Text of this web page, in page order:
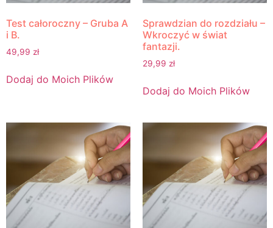
Test całoroczny – Gruba A
i B.
49,99 zł
Dodaj do Moich Plików
Sprawdzian do rozdziału –
Wkroczyć w świat
fantazji.
29,99 zł
Dodaj do Moich Plików